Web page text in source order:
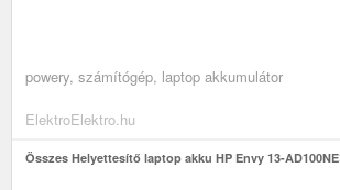
powery, számítógép, laptop akkumulátor
ElektroElektro.hu
Összes Helyettesítő laptop akku HP Envy 13-AD100NE